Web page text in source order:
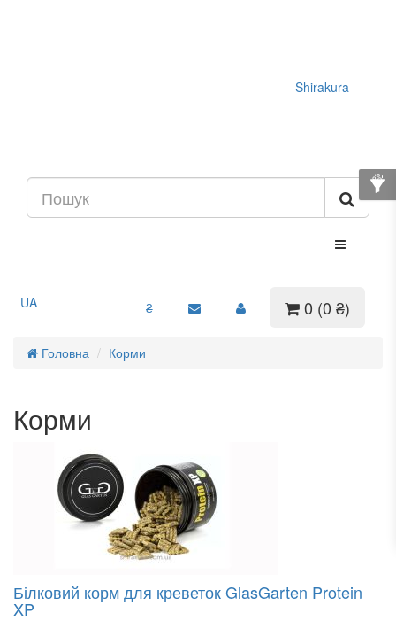
Shirakura
UA ₴ 0 (0 ₴)
Головна Корми
Корми
Білковий корм для креветок GlasGarten Protein
XP